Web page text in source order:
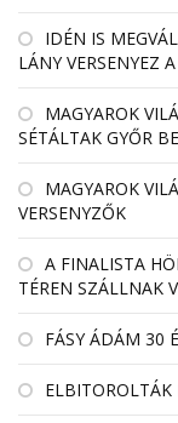
IDÉN IS
LÁNY VERSENYEZ
MAGYAROK
SÉTÁLTAK GYŐR
MAGYAROK
VERSENYZŐK
A FINALISTA
TÉREN SZÁLLNAK
FÁSY ÁDÁM 30
ELBITOROLTÁK